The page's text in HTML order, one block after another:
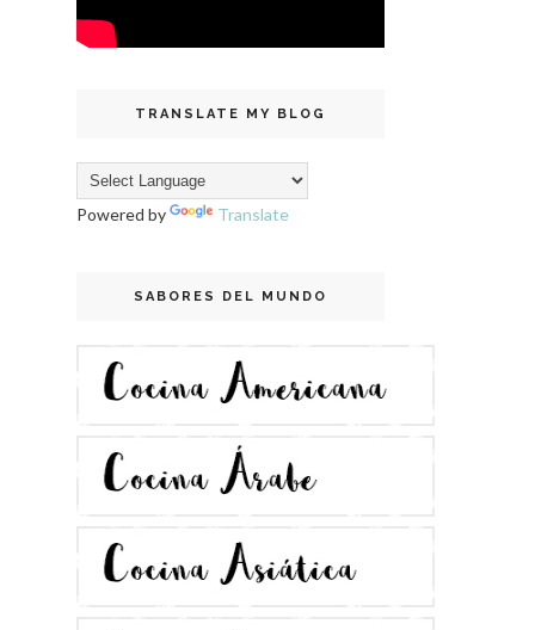
TRANSLATE MY BLOG
Powered by Translate
SABORES DEL MUNDO